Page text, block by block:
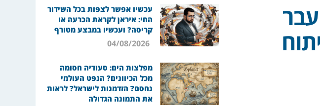
עכשיו אפשר לצפות בכל השידור
החי: איראן לקראת הכרעה או
קריסה? ועכשיו במבצע מטורף
04/08/2026
מפלצות הים: סעודיה חסומה
מכל הכיוונים? הנפט העולמי
נחסם? הזדמנות לישראל? לראות
את התמונה הגדולה